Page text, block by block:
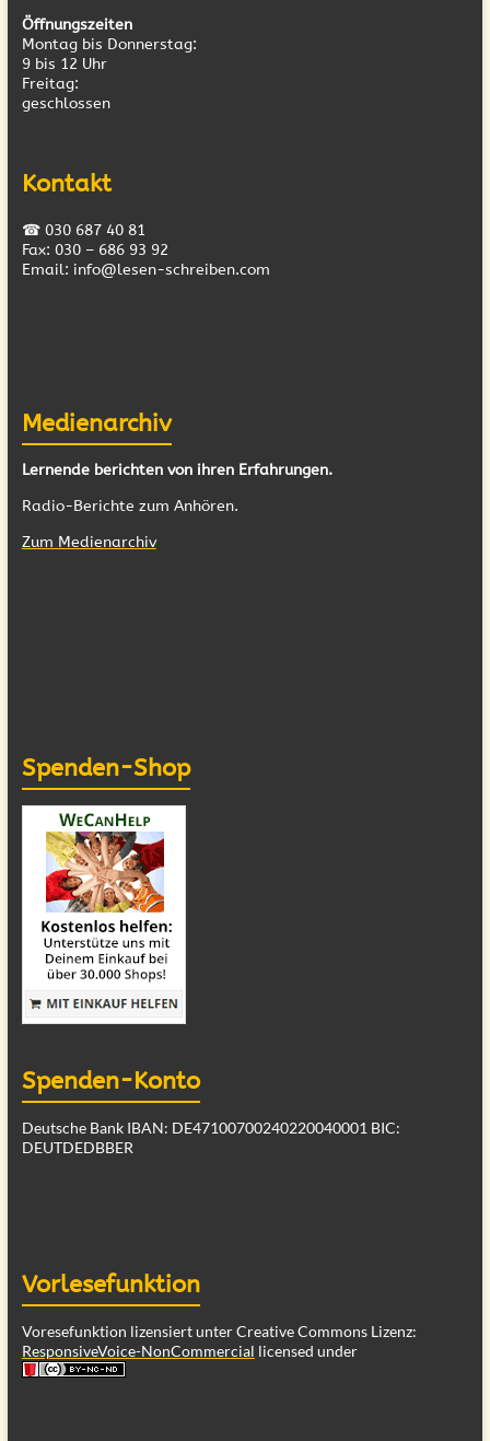
Öffnungszeiten
Montag bis Donnerstag:
9 bis 12 Uhr
Freitag:
geschlossen
Kontakt
☎ 030 687 40 81
Fax: 030 – 686 93 92
Email: info@lesen-schreiben.com
Medienarchiv
Lernende berichten von ihren Erfahrungen.
Radio-Berichte zum Anhören.
Zum Medienarchiv
Spenden-Shop
Spenden-Konto
Deutsche Bank IBAN: DE47100700240220040001 BIC:
DEUTDEDBBER
Vorlesefunktion
Voresefunktion lizensiert unter Creative Commons Lizenz:
ResponsiveVoice-NonCommercial licensed under